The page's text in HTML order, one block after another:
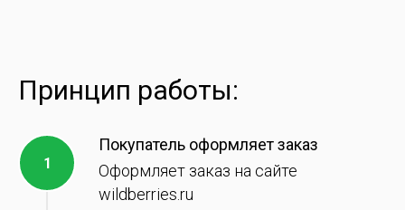
Принцип работы:
Покупатель оформляет заказ
Оформляет заказ на сайте
wildberries.ru